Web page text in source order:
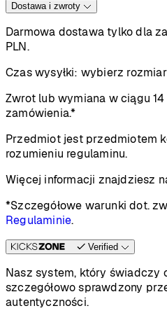
Dostawa i zwroty
Darmowa dostawa tylko dla
PLN.
Czas wysyłki: wybierz
Zwrot lub wymiana w ciągu
zamówienia.*
Przedmiot jest przedmiotem
rozumieniu regulaminu.
Więcej informacji znajdziesz
*Szczegółowe warunki dot.
Regulaminie.
Verified
Nasz system, który świadczy
szczegółowo sprawdzony
autentyczności.